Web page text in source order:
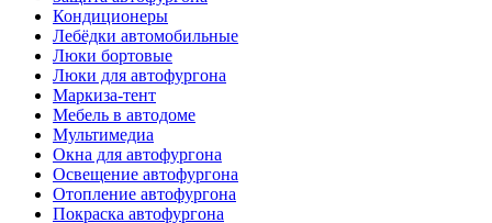
Кондиционеры
Лебёдки автомобильные
Люки бортовые
Люки для автофургона
Маркиза-тент
Мебель в автодоме
Мультимедиа
Окна для автофургона
Освещение автофургона
Отопление автофургона
Покраска автофургона